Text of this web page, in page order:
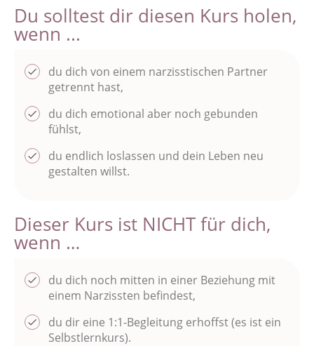
Du solltest dir diesen Kurs holen,
wenn ...
du dich von einem narzisstischen Partner
getrennt hast,
du dich emotional aber noch gebunden
fühlst,
du endlich loslassen und dein Leben neu
gestalten willst.
Dieser Kurs ist NICHT für dich,
wenn …
du dich noch mitten in einer Beziehung mit
einem Narzissten befindest,
du dir eine 1:1-Begleitung erhoffst (es ist ein
Selbstlernkurs).